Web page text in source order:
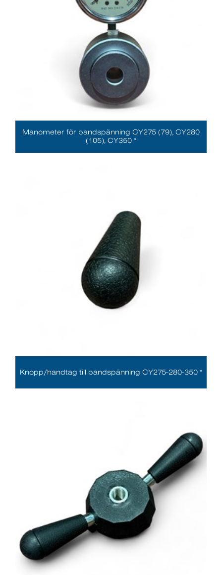
Manometer för bandspänning CY275 (79), CY280
(105), CY350 *
Knopp/handtag till bandspänning CY275-280-350 *